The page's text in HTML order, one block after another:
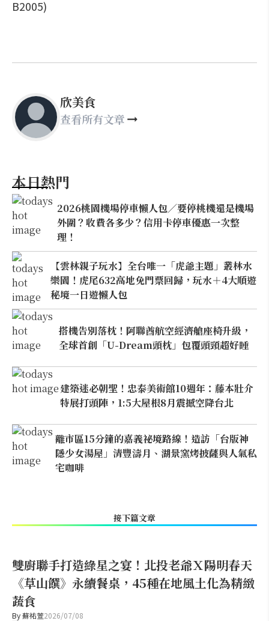
B2005)
欣美食
查看所有文章
本日熱門
2026桃園機場停車懶人包／要停桃機還是機場
外圍？收費各多少？信用卡停車優惠一次整
理！
【雲林親子玩水】全台唯一「虎爺主題」叢林水
樂園！虎尾632高地免門票回歸，玩水＋4大順遊
秘境一日遊懶人包
搭機告別落枕！阿聯酋航空經濟艙座椅升級，
全球首創「U-Dream頭枕」包覆頭頸超好睡
建築迷必朝聖！忠泰美術館10週年：藤本壯介
特展打頭陣，1:5大屋根8月震撼空降台北
離市區15分鐘的嘉義祕境路線！造訪「台版神
隱少女湯屋」清豐濤月、湖景窯烤披薩與人氣私
宅咖啡
接下篇文章
雙廚聯手打造綠星之宴！北投老爺Ｘ陽明春天
《草山饌》永續餐桌，45種在地風土化為精緻
蔬食
By蘇祐萱2026/07/08